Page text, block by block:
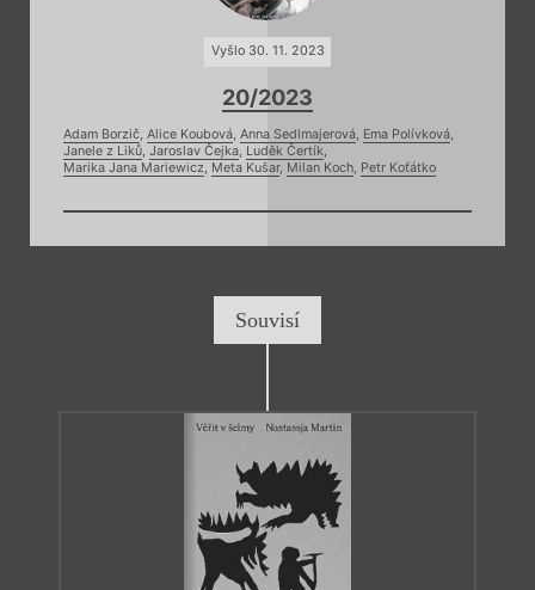
Vyšlo 30. 11. 2023
20/2023
Adam Borzič, Alice Koubová, Anna Sedlmajerová, Ema Polívková,
Janele z Liků, Jaroslav Čejka, Luděk Čertík,
Marika Jana Mariewicz, Meta Kušar, Milan Koch, Petr Koťátko
Souvisí